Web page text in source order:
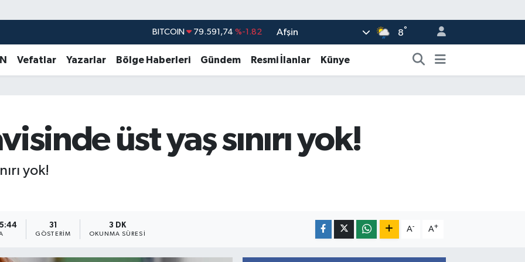
DOLAR 45,43620 %0.02
STERLİN 61,60380 %0.18
BITCOIN 79.591,74 %-1.82
Afşin 8°
Vefatlar Yazarlar Bölge Haberleri Gündem Resmi İlanlar Künye
üst yaş sınırı yok!
yok!
31
GÖSTERIM
3 DK
OKUNMA SÜRESI
A- A+